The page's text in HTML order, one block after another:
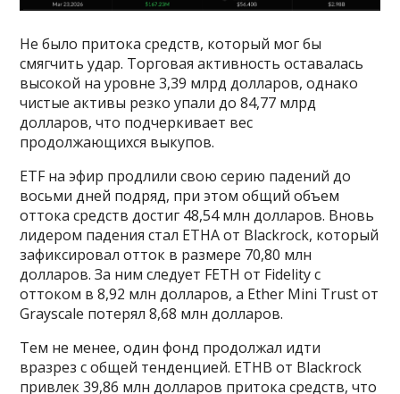
Не было притока средств, который мог бы
смягчить удар. Торговая активность оставалась
высокой на уровне 3,39 млрд долларов, однако
чистые активы резко упали до 84,77 млрд
долларов, что подчеркивает вес
продолжающихся выкупов.
ETF на эфир продлили свою серию падений до
восьми дней подряд, при этом общий объем
оттока средств достиг 48,54 млн долларов. Вновь
лидером падения стал ETHA от Blackrock, который
зафиксировал отток в размере 70,80 млн
долларов. За ним следует FETH от Fidelity с
оттоком в 8,92 млн долларов, а Ether Mini Trust от
Grayscale потерял 8,68 млн долларов.
Тем не менее, один фонд продолжал идти
вразрез с общей тенденцией. ETHB от Blackrock
привлек 39,86 млн долларов притока средств, что